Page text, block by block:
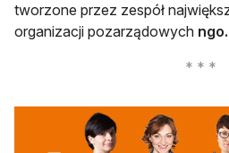
tworzone przez zespół
organizacji pozarządowych